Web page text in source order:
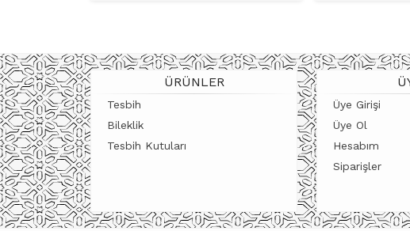
ÜRÜNLER
Tesbih
Bileklik
Tesbih Kutuları
Üye Girişi
Üye Ol
Hesabım
Siparişler